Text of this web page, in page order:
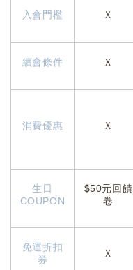
入會門檻 Ｘ
續會條件 Ｘ
消費優惠 Ｘ
生日
COUPON
$50元回饋
卷
免運折扣
券
Ｘ